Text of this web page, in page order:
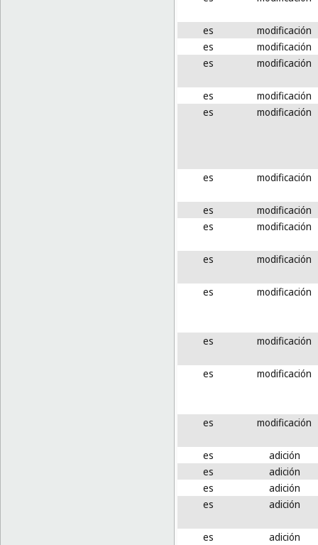
es
modificación
es
modificación
es
modificación
es
modificación
es
modificación
es modificación
es
modificación
es
modificación
es modificación
es modificación
es modificación
es modificación
es modificación
es
adición
es
adición
es
adición
es
adición
es adición